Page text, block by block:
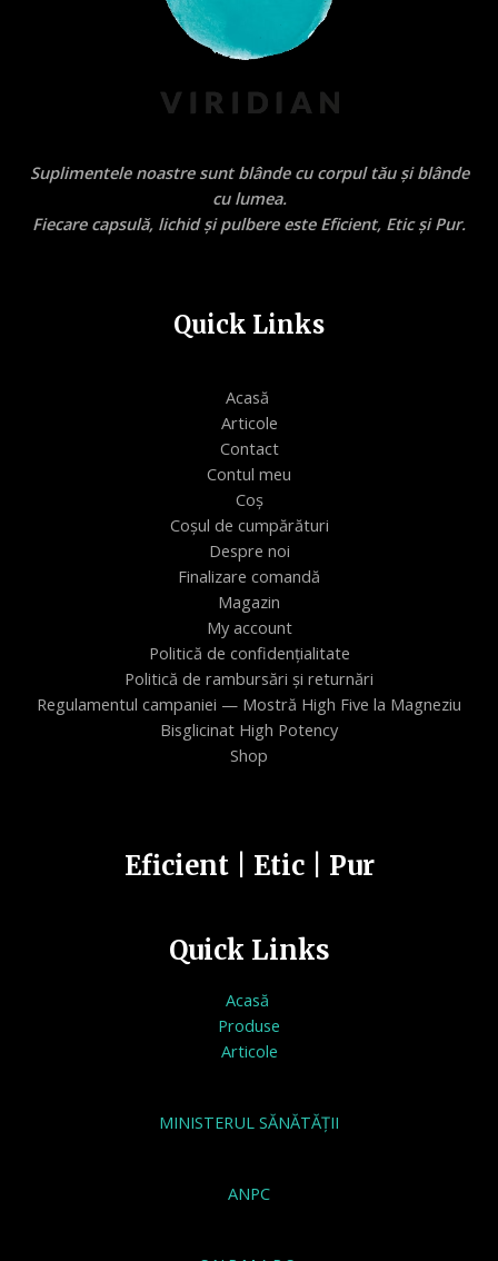
Suplimentele noastre sunt blânde cu corpul tău și blânde
cu lumea.
Fiecare capsulă, lichid și pulbere este Eficient, Etic și Pur.
Quick Links
Acasă
Articole
Contact
Contul meu
Coș
Coșul de cumpărături
Despre noi
Finalizare comandă
Magazin
My account
Politică de confidențialitate
Politică de rambursări și returnări
Regulamentul campaniei — Mostră High Five la Magneziu
Bisglicinat High Potency
Shop
Eficient | Etic | Pur
Quick Links
Acasă
Produse
Articole
MINISTERUL SĂNĂTĂȚII
ANPC